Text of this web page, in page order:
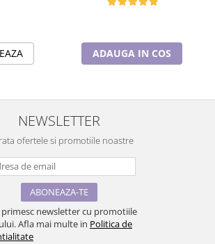
ADAUGA IN COS
NEWSLETTER
ofertele si promotiile noastre
primesc newsletter cu promotiile
Afla mai multe in Politica de